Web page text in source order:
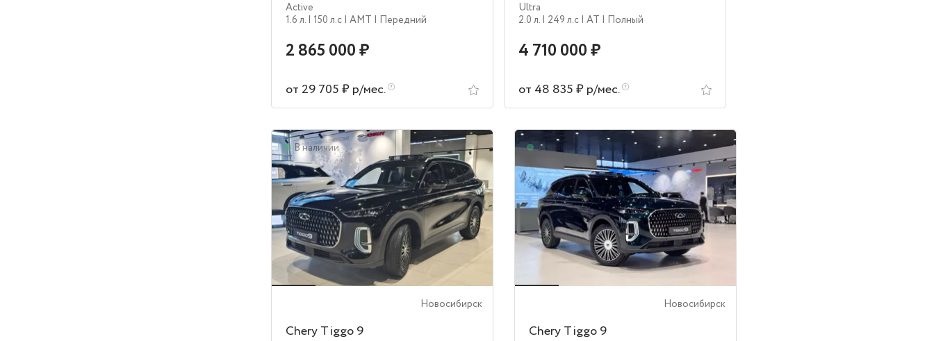
Active
1.6 л. | 150 л.c | AMT | Передний
2 865 000 ₽
от 29 705 ₽ р/мес.
Ultra
2.0 л. | 249 л.c | AT | Полный
4 710 000 ₽
от 48 835 ₽ р/мес.
В наличии
Новосибирск
Chery Tiggo 9
В наличии
Новосибирск
Chery Tiggo 9